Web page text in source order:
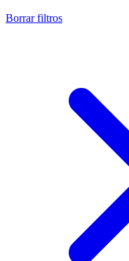
Borrar filtros